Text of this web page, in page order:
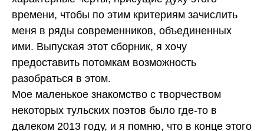
времени, чтобы по этим критериям зачислить
меня в ряды современников, объединенных
ими. Выпуская этот сборник, я хочу
предоставить потомкам возможность
разобраться в этом.
Мое маленькое знакомство с творчеством
некоторых тульских поэтов было где-то в
далеком 2013 году, и я помню, что в конце этого